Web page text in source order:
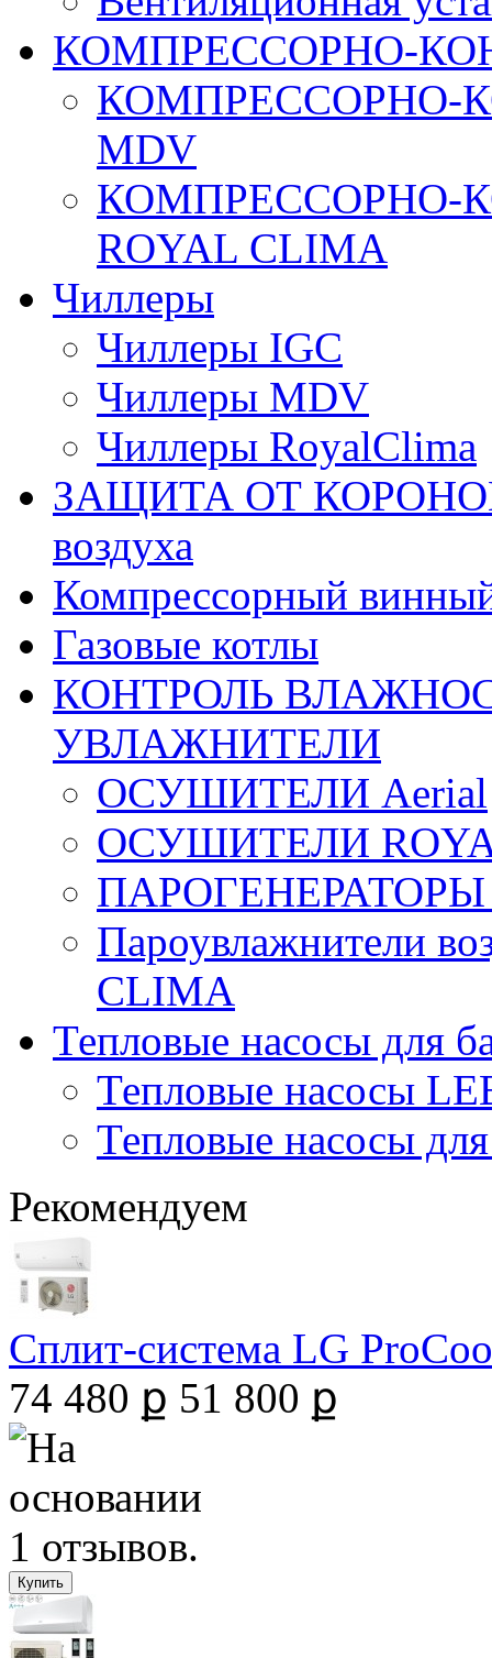
КОМПРЕССОРНО-
КОМПРЕССОРНО-
MDV
КОМПРЕССОРНО-
ROYAL CLIMA
Чиллеры
Чиллеры IGC
Чиллеры MDV
Чиллеры RoyalClima
ЗАЩИТА ОТ
воздуха
Компрессорный
Газовые котлы
КОНТРОЛЬ
УВЛАЖНИТЕЛИ
ОСУШИТЕЛИ Aerial
ОСУШИТЕЛИ
ПАРОГЕНЕРАТОРЫ
Пароувлажнители
CLIMA
Тепловые насосы для
Тепловые насосы
Тепловые насосы
Рекомендуем
Сплит-система LG
74 480 ք 51 800 ք